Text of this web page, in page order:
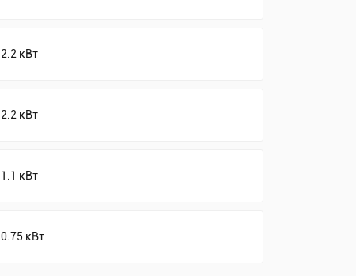
2.2 кВт
2.2 кВт
1.1 кВт
0.75 кВт